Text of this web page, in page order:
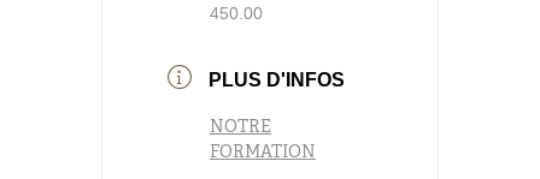
450.00
PLUS D'INFOS
NOTRE
FORMATION